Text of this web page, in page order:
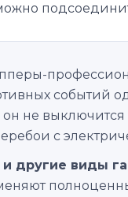
событий
не выключится
с
другие виды